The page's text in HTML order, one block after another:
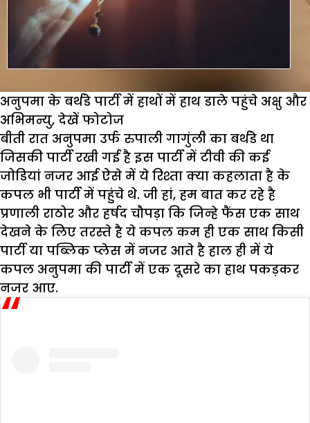
अनुपमा के बर्थडे पार्टी में हाथों में हाथ डाले पहुंचे अक्षु और
अभिमन्यु, देखें फोटोज
बीती रात अनुपमा उर्फ रुपाली गागुंली का बर्थडे था
जिसकी पार्टी रखी गई है इस पार्टी में टीवी की कई
जोडियां नजर आई ऐसे में ये रिश्ता क्या कहलाता है के
कपल भी पार्टी में पहुंचे थे. जी हां, हम बात कर रहे है
प्रणाली राठोर और हर्षद चौपड़ा कि जिन्हे फैंस एक साथ
देखने के लिए तरस्ते है ये कपल कम ही एक साथ किसी
पार्टी या पब्लिक प्लेस में नजर आते है हाल ही में ये
कपल अनुपमा की पार्टी में एक दूसरे का हाथ पकड़कर
नजर आए.